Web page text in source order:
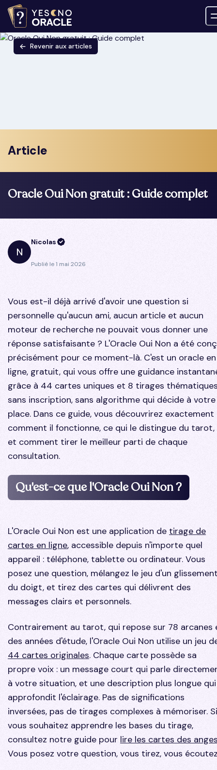
Revenir aux articles
Article
Oracle Oui Non gratuit : Guide complet
N
Nicolas
Publié le1 mai 2026
Vous est-il déjà arrivé d'avoir une question si
personnelle qu'aucun ami, aucun article et aucun
moteur de recherche ne pouvait vous donner une
réponse satisfaisante ? L'Oracle Oui Non a été
précisément pour ce moment-là. C'est un oracle en
ligne, gratuit, qui vous offre une guidance
grâce à 44 cartes uniques et 8 tirages
sans inscription, sans algorithme qui décide à votre
place. Dans ce guide, vous découvrirez exactement
comment il fonctionne, ce qui le distingue du tarot,
et comment tirer le meilleur parti de chaque
consultation.
Qu'est-ce que l'Oracle Oui Non ?
L'Oracle Oui Non est une application de tirage de
cartes en ligne, accessible depuis n'importe quel
appareil : téléphone, tablette ou ordinateur. Vous
posez une question, mélangez le jeu d'un
du doigt, et tirez des cartes qui délivrent des
messages clairs et personnels.
Contrairement au tarot, qui repose sur 78 arcanes
des années d'étude, l'Oracle Oui Non utilise un jeu
44 cartes originales. Chaque carte possède sa
propre voix : un message court qui parle
à votre situation, et une description plus longue qui
approfondit l'éclairage. Pas de significations
inversées, pas de tirages complexes à mémoriser. Si
vous souhaitez apprendre les bases du tirage,
consultez notre guide pour lire les cartes des
Vous posez votre question, vous tirez, vous